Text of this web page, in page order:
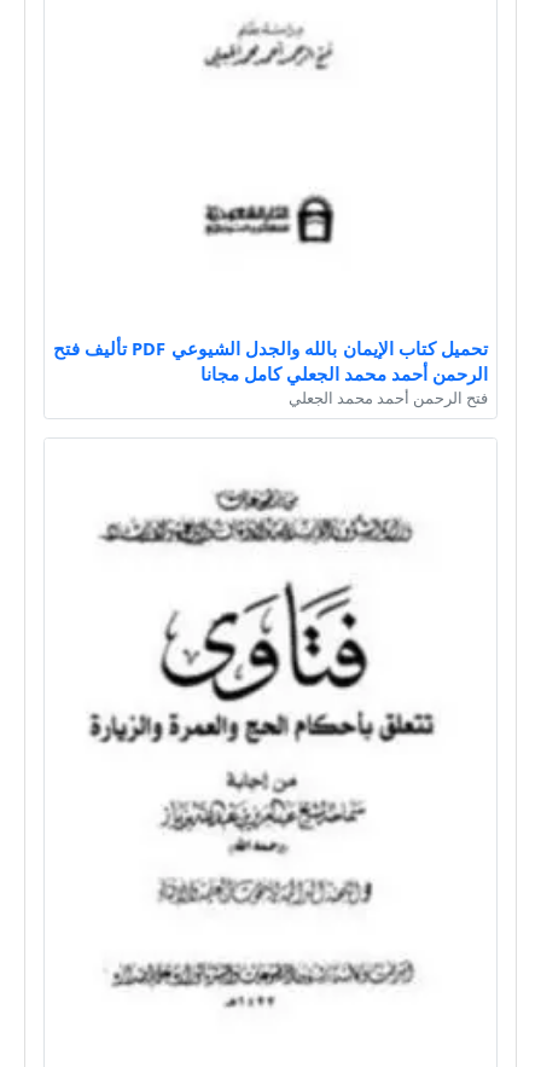
تحميل كتاب الإيمان بالله والجدل الشيوعي PDF تأليف فتح
الرحمن أحمد محمد الجعلي كامل مجانا
فتح الرحمن أحمد محمد الجعلي